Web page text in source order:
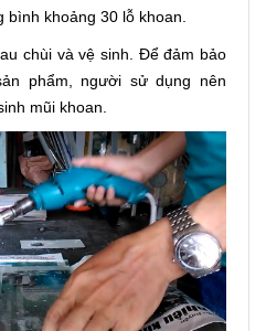
bình khoảng 30 lỗ khoan.
chùi và vệ sinh. Để đảm bảo
phẩm, người sử dụng nên
mũi khoan.